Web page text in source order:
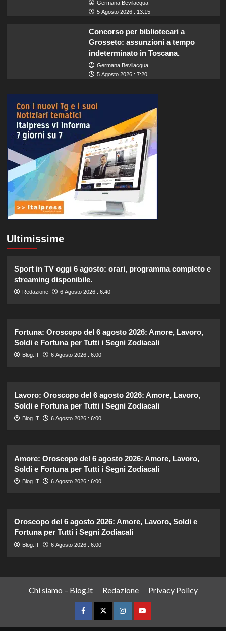
Germana Bevilacqua
5 Agosto 2026 : 13:15
Concorso per bibliotecari a
Grosseto: assunzioni a tempo
indeterminato in Toscana.
Germana Bevilacqua
5 Agosto 2026 : 7:20
Ultimissime
Sport in TV oggi 6 agosto: orari, programma completo e
streaming disponibile.
Redazione 6 Agosto 2026 : 6:40
Fortuna: Oroscopo del 6 agosto 2026: Amore, Lavoro,
Soldi e Fortuna per Tutti i Segni Zodiacali
Blog.IT 6 Agosto 2026 : 6:00
Lavoro: Oroscopo del 6 agosto 2026: Amore, Lavoro,
Soldi e Fortuna per Tutti i Segni Zodiacali
Blog.IT 6 Agosto 2026 : 6:00
Amore: Oroscopo del 6 agosto 2026: Amore, Lavoro,
Soldi e Fortuna per Tutti i Segni Zodiacali
Blog.IT 6 Agosto 2026 : 6:00
Oroscopo del 6 agosto 2026: Amore, Lavoro, Soldi e
Fortuna per Tutti i Segni Zodiacali
Blog.IT 6 Agosto 2026 : 6:00
Chi siamo – Blog.it Redazione Privacy Policy
FacebookTwitterInstagramYouTube